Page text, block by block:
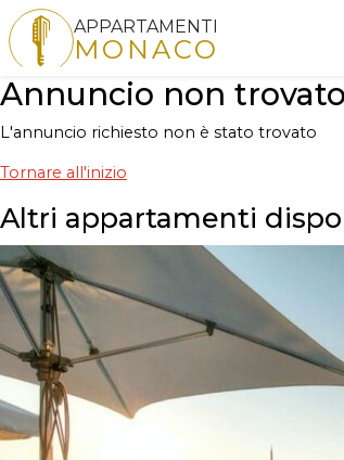
APPARTAMENTI
MONACO
Annuncio non trovato
L'annuncio richiesto non è stato trovato
Tornare all'inizio
Altri appartamenti